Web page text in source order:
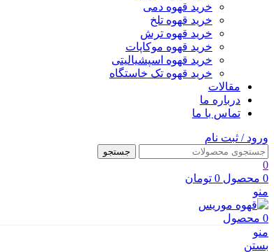
خرید قهوه دمی
خرید قهوه تلخ
خرید قهوه ترش
خرید قهوه موکاپات
خرید قهوه اسپشیالیتی
خرید قهوه تک خاستگاه
مقالات
درباره ما
تماس با ما
ورود / ثبت نام
جستجو
0
0 محصول 0 تومان
منو
0 محصول
منو
بستن